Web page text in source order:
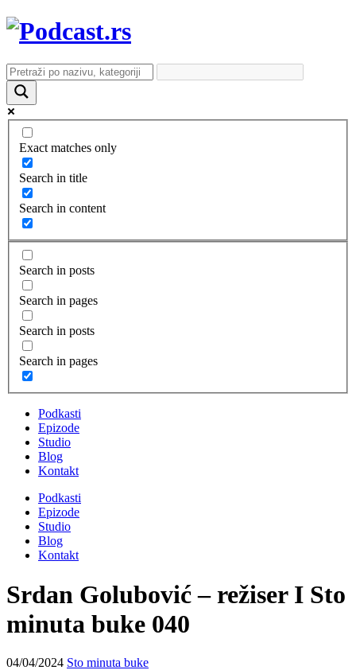
Exact matches only
Search in title
Search in content
Search in posts
Search in pages
Search in posts
Search in pages
Podkasti
Epizode
Studio
Blog
Kontakt
Podkasti
Epizode
Studio
Blog
Kontakt
Srdan Golubović – režiser I Sto
minuta buke 040
04/04/2024 Sto minuta buke